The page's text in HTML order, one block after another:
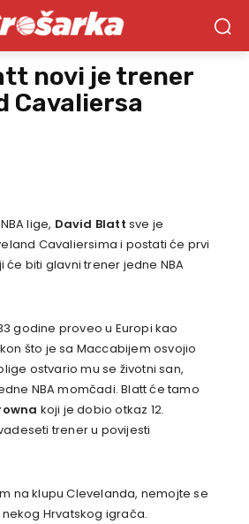
novi je trener
Cavaliersa
lige, David Blatt sve je
Cavaliersima i postati će prvi
će biti glavni trener jedne NBA
godine proveo u Europi kao
što je sa Maccabijem osvojio
ostvario mu se životni san,
NBA momčadi. Blatt će tamo
koji je dobio otkaz 12.
trener u povijesti
na klupu Clevelanda, nemojte se
Hrvatskog igrača.